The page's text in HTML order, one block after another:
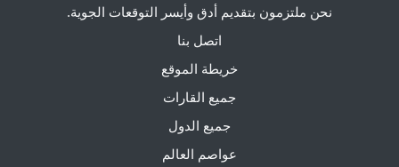
نحن ملتزمون بتقديم أدق وأيسر التوقعات الجوية.
اتصل بنا
خريطة الموقع
جميع القارات
جميع الدول
عواصم العالم